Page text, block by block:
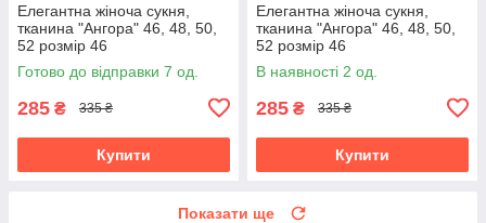
Елегантна жіноча сукня,
тканина "Ангора" 46, 48, 50,
52 розмір 46
Готово до відправки 7 од.
285 ₴ 335 ₴
Купити
Елегантна жіноча сукня,
тканина "Ангора" 46, 48, 50,
52 розмір 46
В наявності 2 од.
285 ₴ 335 ₴
Купити
Показати ще